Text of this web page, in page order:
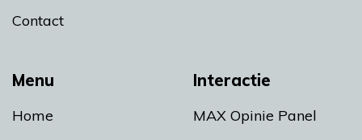
Menu
Home
Interactie
MAX Opinie Panel
Contact